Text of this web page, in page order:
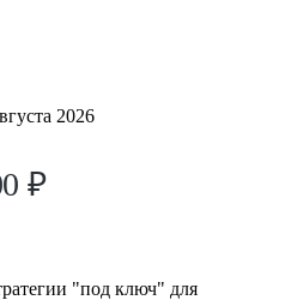
2026
₽
"под ключ" для